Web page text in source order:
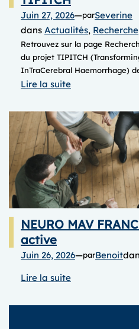
Juin 27, 2026—parSeverine
dans Actualités, Recherche
Retrouvez sur la page
du projet TIPITCH
InTraCerebral Haemorrhage)
Lire la suite:
–
Avancement
du
projet
TIPITCH
NEURO MAV
active
Juin 26, 2026—parBenoit
Lire la suite:
MAV